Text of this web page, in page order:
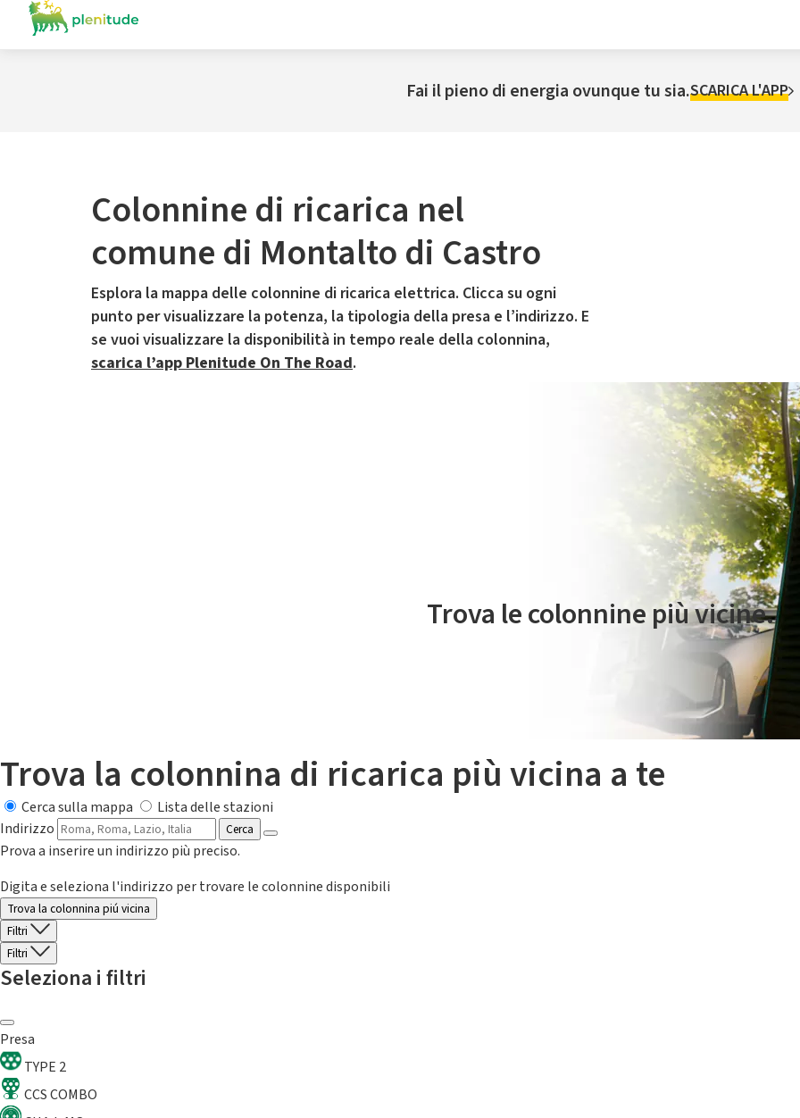
Fai il pieno di energia ovunque tu sia.SCARICA L'APP
Colonnine di ricarica nel
comune di Montalto di Castro
Esplora la mappa delle colonnine di ricarica elettrica. Clicca su ogni
punto per visualizzare la potenza, la tipologia della presa e l’indirizzo. E
se vuoi visualizzare la disponibilità in tempo reale della colonnina,
scarica l’app Plenitude On The Road.
Il servizio di mobilità elettrica è gestito da Plenitude On The Road
Trova le colonnine più vicine.
Trova la colonnina di ricarica più vicina a te
Cerca sulla mappa
Lista delle stazioni
Indirizzo
Cerca
Prova a inserire un indirizzo più preciso.
Digita e seleziona l'indirizzo per trovare le colonnine disponibili
Trova la colonnina piú vicina
Filtri
Filtri
Seleziona i filtri
Presa
TYPE 2
CCS COMBO